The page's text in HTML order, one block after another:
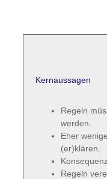
Kernaussagen
Regeln
werden.
Eher
(er)klären.
Regeln